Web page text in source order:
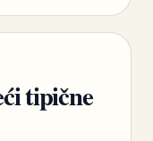
tipične